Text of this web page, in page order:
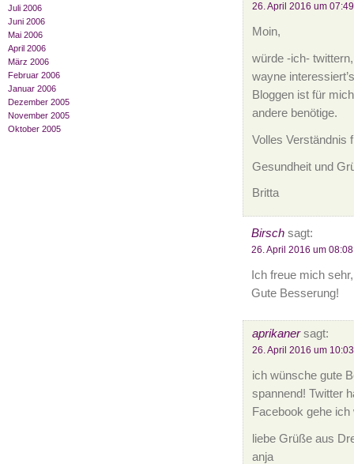
Juli 2006
Juni 2006
Mai 2006
April 2006
März 2006
Februar 2006
Januar 2006
Dezember 2005
November 2005
Oktober 2005
26. April 2016 um 07:49
Moin,
würde -ich-
wayne
Bloggen ist für
andere benötige.
Volles Verständnis
Gesundheit und
Britta
Birschsagt:
26. April 2016 um 08:08
Ich freue mich
Gute Besserung!
aprikanersagt:
26. April 2016 um 10:03
ich wünsche gute
spannend! Twitter
Facebook gehe
liebe Grüße aus
anja